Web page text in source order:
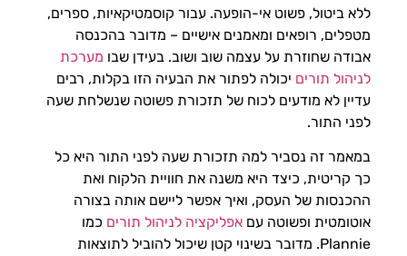
ללא ביטול, פשוט אי-הופעה. עבור קוסמטיקאיות, ספרים,
מטפלים, רופאים ומאמנים אישיים – מדובר בהכנסה
אבודה שחוזרת על עצמה שוב ושוב. בעידן שבו מערכת
לניהול תורים יכולה לפתור את הבעיה הזו בקלות, רבים
עדיין לא מודעים לכוח של תזכורת פשוטה שנשלחת שעה
לפני התור.
במאמר זה נסביר למה תזכורת שעה לפני התור היא כל
כך קריטית, כיצד היא משנה את חוויית הלקוח ואת
ההכנסות של העסק, ואיך אפשר ליישם אותה בצורה
אוטומטית ופשוטה עם אפליקציה לניהול תורים כמו
Plannie. מדובר בשינוי קטן שיכול להוביל לתוצאות